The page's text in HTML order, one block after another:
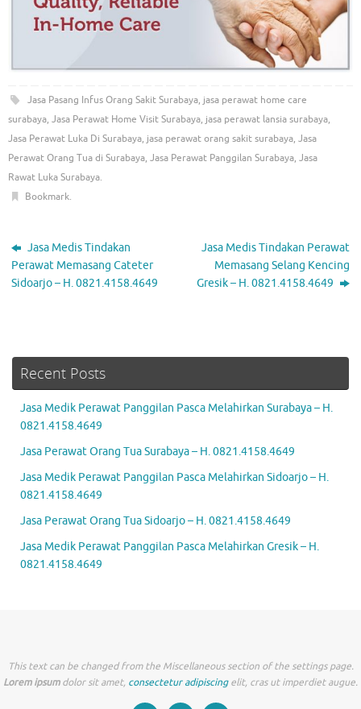
Jasa Pasang Infus Orang Sakit Surabaya, jasa perawat home care
surabaya, Jasa Perawat Home Visit Surabaya, jasa perawat lansia surabaya,
Jasa Perawat Luka Di Surabaya, jasa perawat orang sakit surabaya, Jasa
Perawat Orang Tua di Surabaya, Jasa Perawat Panggilan Surabaya, Jasa
Rawat Luka Surabaya.
Bookmark.
Jasa Medis Tindakan
Perawat Memasang Cateter
Sidoarjo – H. 0821.4158.4649
Jasa Medis Tindakan Perawat
Memasang Selang Kencing
Gresik – H. 0821.4158.4649
Recent Posts
Jasa Medik Perawat Panggilan Pasca Melahirkan Surabaya – H.
0821.4158.4649
Jasa Perawat Orang Tua Surabaya – H. 0821.4158.4649
Jasa Medik Perawat Panggilan Pasca Melahirkan Sidoarjo – H.
0821.4158.4649
Jasa Perawat Orang Tua Sidoarjo – H. 0821.4158.4649
Jasa Medik Perawat Panggilan Pasca Melahirkan Gresik – H.
0821.4158.4649
This text can be changed from the Miscellaneous section of the settings page.
Lorem ipsumdolor sit amet, consectetur adipiscingelit, cras ut imperdiet augue.